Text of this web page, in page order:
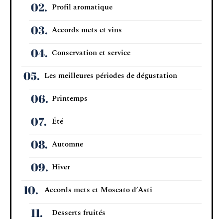
Profil aromatique
Accords mets et vins
Conservation et service
Les meilleures périodes de dégustation
Printemps
Été
Automne
Hiver
Accords mets et Moscato d’Asti
Desserts fruités